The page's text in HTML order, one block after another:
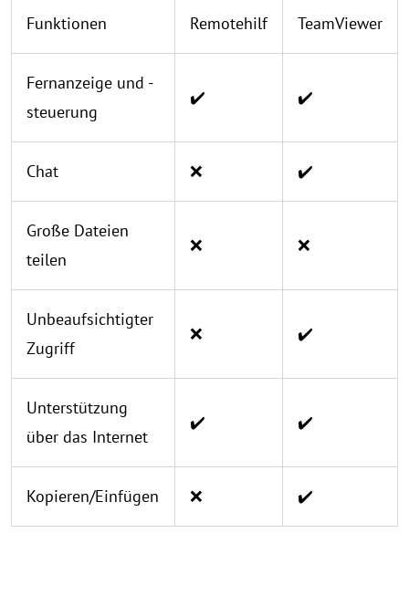
Funktionen Remotehilf TeamViewer
Fernanzeige und -
steuerung
✔️ ✔️
Chat ❌ ✔️
Große Dateien
teilen
❌ ❌
Unbeaufsichtigter
Zugriff
❌ ✔️
Unterstützung
über das Internet
✔️ ✔️
Kopieren/Einfügen ❌ ✔️